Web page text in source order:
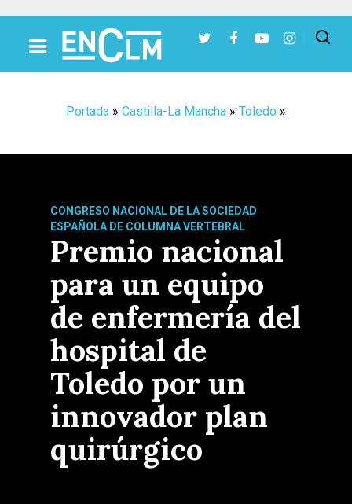
Portada » Castilla-La Mancha » Toledo »
CONGRESO NACIONAL DE LA SOCIEDAD
ESPAÑOLA DE COLUMNA VERTEBRAL
Premio nacional
para un equipo
de enfermería del
hospital de
Toledo por un
innovador plan
quirúrgico